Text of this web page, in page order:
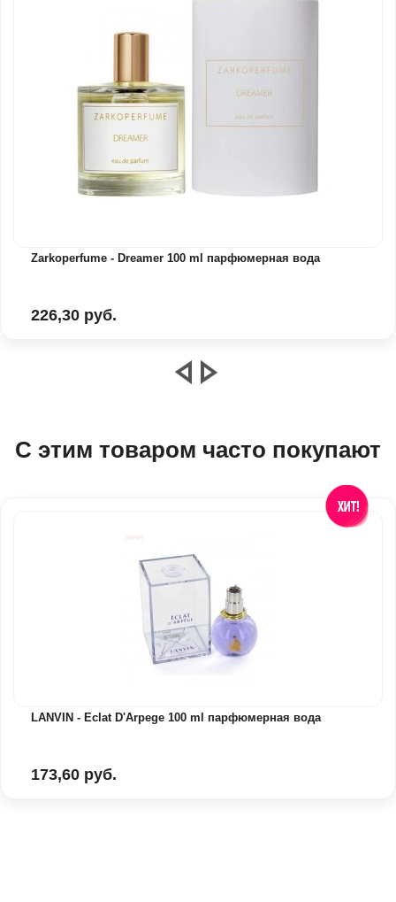
Zarkoperfume - Dreamer 100 ml парфюмерная вода
226,30 руб.
С этим товаром часто покупают
LANVIN - Eclat D'Arpege 100 ml парфюмерная вода
173,60 руб.